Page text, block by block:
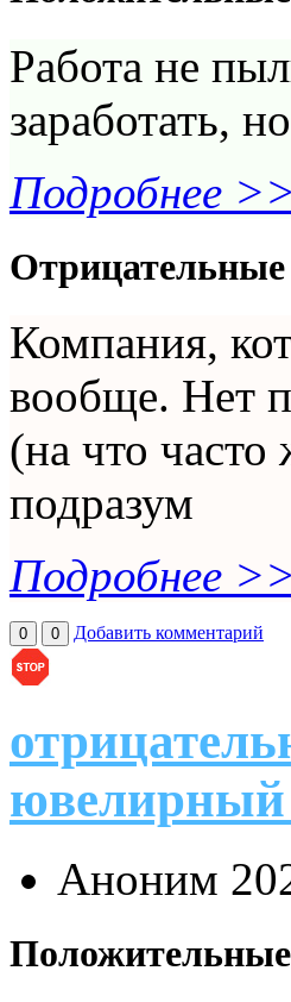
Работа не
заработать,
Подробнее >>
Компания,
вообще. Нет
(на что
подразум
Подробнее >>
0 0 Добавить комментарий
ювелирный
Аноним